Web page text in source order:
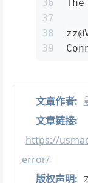
36
37
38
39
文章作者:
文章链接:
https://
error/
版权声明: